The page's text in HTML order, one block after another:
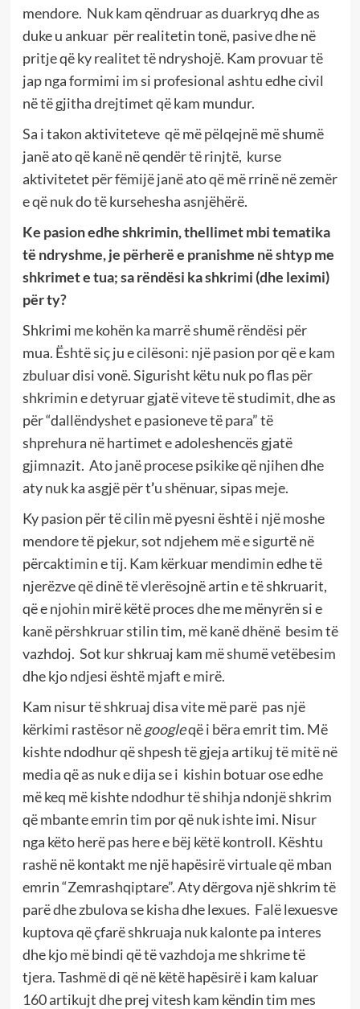
mendore. Nuk kam qëndruar as duarkryq dhe as
duke u ankuar për realitetin tonë, pasive dhe në
pritje që ky realitet të ndryshojë. Kam provuar të
jap nga formimi im si profesional ashtu edhe civil
në të gjitha drejtimet që kam mundur.
Sa i takon aktiviteteve që më pëlqejnë më shumë
janë ato që kanë në qendër të rinjtë, kurse
aktivitetet për fëmijë janë ato që më rrinë në zemër
e që nuk do të kursehesha asnjëhërë.
Ke pasion edhe shkrimin, thellimet mbi tematika
të ndryshme, je përherë e pranishme në shtyp me
shkrimet e tua; sa rëndësi ka shkrimi (dhe leximi)
për ty?
Shkrimi me kohën ka marrë shumë rëndësi për
mua. Është siç ju e cilësoni: një pasion por që e kam
zbuluar disi vonë. Sigurisht këtu nuk po flas për
shkrimin e detyruar gjatë viteve të studimit, dhe as
për “dallëndyshet e pasioneve të para” të
shprehura në hartimet e adoleshencës gjatë
gjimnazit. Ato janë procese psikike që njihen dhe
aty nuk ka asgjë për t’u shënuar, sipas meje.
Ky pasion për të cilin më pyesni është i një moshe
mendore të pjekur, sot ndjehem më e sigurtë në
përcaktimin e tij. Kam kërkuar mendimin edhe të
njerëzve që dinë të vlerësojnë artin e të shkruarit,
që e njohin mirë këtë proces dhe me mënyrën si e
kanë përshkruar stilin tim, më kanë dhënë besim të
vazhdoj. Sot kur shkruaj kam më shumë vetëbesim
dhe kjo ndjesi është mjaft e mirë.
Kam nisur të shkruaj disa vite më parë pas një
kërkimi rastësor në googleqë i bëra emrit tim. Më
kishte ndodhur që shpesh të gjeja artikuj të mitë në
media që as nuk e dija se i kishin botuar ose edhe
më keq më kishte ndodhur të shihja ndonjë shkrim
që mbante emrin tim por që nuk ishte imi. Nisur
nga këto herë pas here e bëj këtë kontroll. Kështu
rashë në kontakt me një hapësirë virtuale që mban
emrin “Zemrashqiptare”. Aty dërgova një shkrim të
parë dhe zbulova se kisha dhe lexues. Falë lexuesve
kuptova që çfarë shkruaja nuk kalonte pa interes
dhe kjo më bindi që të vazhdoja me shkrime të
tjera. Tashmë di që në këtë hapësirë i kam kaluar
160 artikujt dhe prej vitesh kam këndin tim mes